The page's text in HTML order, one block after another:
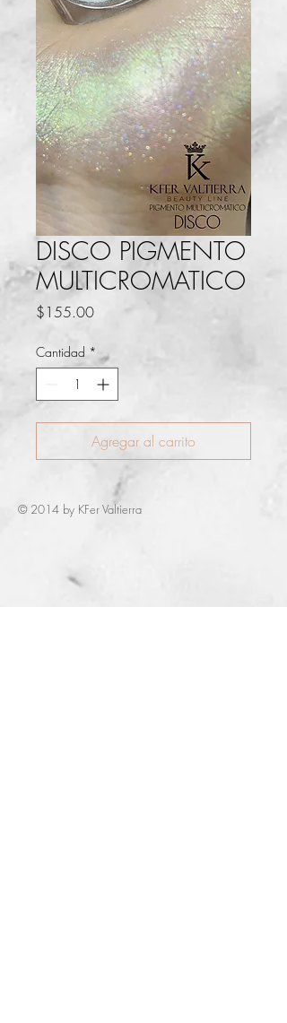
DISCO PIGMENTO
MULTICROMATICO
$155.00Precio
Cantidad *
Agregar al carrito
© 2014 by KFer Valtierra